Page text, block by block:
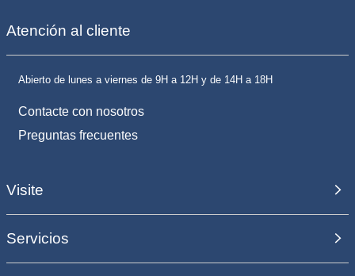
Atención al cliente
Abierto de lunes a viernes de 9H a 12H y de 14H a 18H
Contacte con nosotros
Preguntas frecuentes
Visite
Servicios